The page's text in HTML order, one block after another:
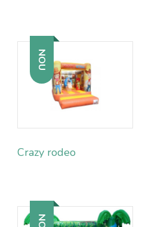
NOU
Crazy rodeo